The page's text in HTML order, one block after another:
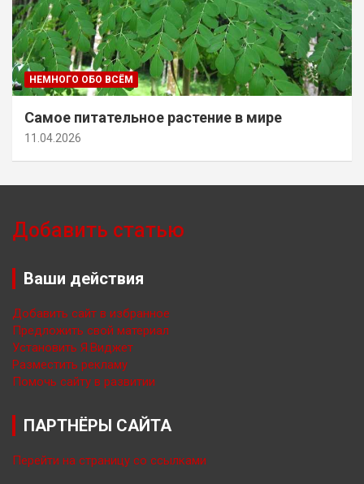
НЕМНОГО ОБО ВСЁМ
Самое питательное растение в мире
11.04.2026
Добавить статью
Ваши действия
Добавить сайт в избранное
Предложить свой материал
Установить Я.Виджет
Разместить рекламу
Помочь сайту в развитии
ПАРТНЁРЫ САЙТА
Перейти на страницу со ссылками